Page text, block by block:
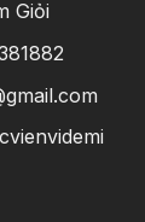
Giỏi